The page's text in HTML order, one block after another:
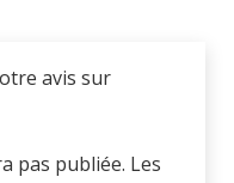
avis sur
pas publiée. Les